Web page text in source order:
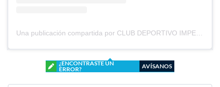
¿ENCONTRASTE UN
ERROR?
AVÍSANOS